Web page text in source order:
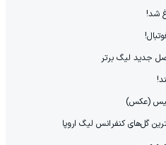
شد!
جدید لیگ برتر
(عکس)
گل‌های کنفرانس لیگ اروپا